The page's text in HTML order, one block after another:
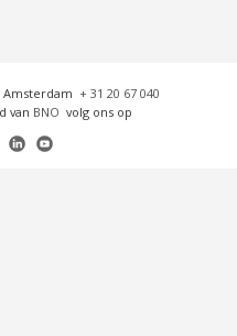
Amsterdam + 31 20 67 040
van BNO volg ons op